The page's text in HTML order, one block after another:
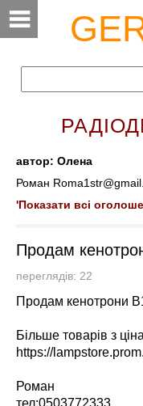
автор: Олена
Роман
'Показати всі
Продам
переглядів: 22
Продам кенотрони
Більше товарів з
https://
Роман
тел:0503772333